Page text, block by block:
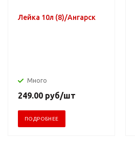
Лейка 10л (8)/Ангарск
Много
249.00 руб/шт
ПОДРОБНЕЕ